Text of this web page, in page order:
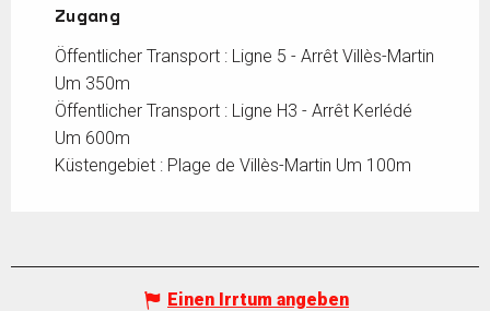
Zugang
Zugang
Öffentlicher Transport : Ligne 5 - Arrêt Villès-Martin
Um 350m
Öffentlicher Transport : Ligne H3 - Arrêt Kerlédé
Um 600m
Küstengebiet : Plage de Villès-Martin Um 100m
Einen Irrtum angeben